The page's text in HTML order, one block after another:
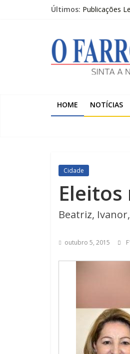
Últimos: Publicações
Farroupilha
Projeto do
O
Nossa
HOME NOTÍCIAS
Cidade
Beatriz,
outubro 5, 2015